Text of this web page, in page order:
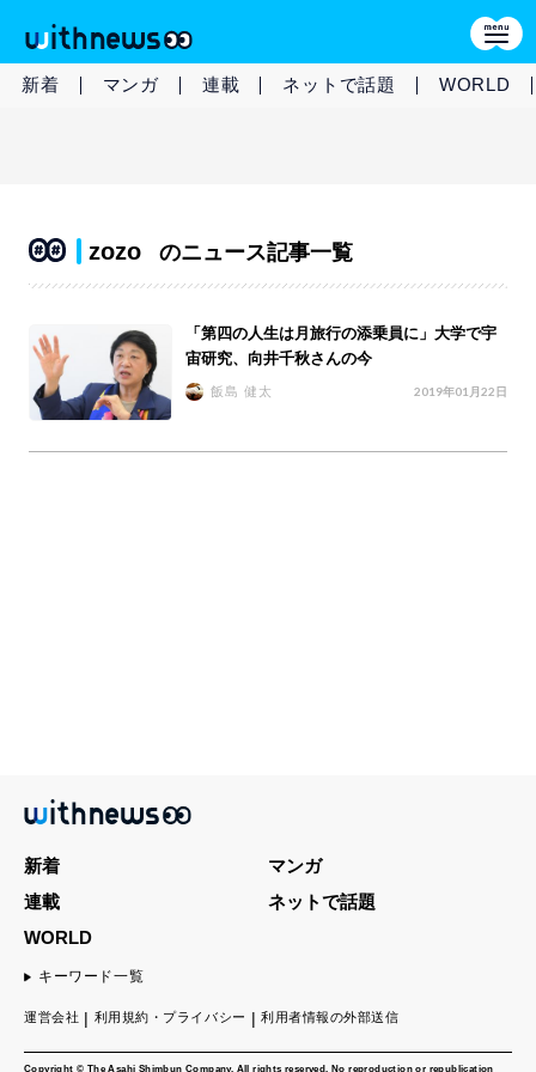
新着 マンガ 連載 ネットで話題 WORLD
zozo のニュース記事一覧
「第四の人生は月旅行の添乗員に」大学で宇
宙研究、向井千秋さんの今
飯島 健太 2019年01月22日
Copyright © The Asahi Shimbun Company. All rights reserved. No reproduction or republication
新着
マンガ
連載
ネットで話題
WORLD
キーワード一覧
運営会社 利用規約・プライバシー 利用者情報の外部送信